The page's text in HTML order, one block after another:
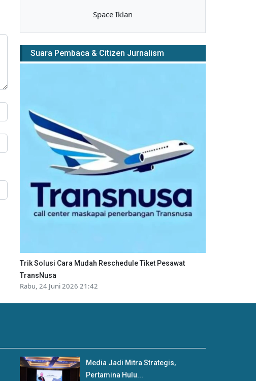
Space Iklan
Suara Pembaca & Citizen Jurnalism
Trik Solusi Cara Mudah Reschedule Tiket Pesawat
TransNusa
Rabu, 24 Juni 2026 21:42
Media Jadi Mitra Strategis,
Pertamina Hulu...